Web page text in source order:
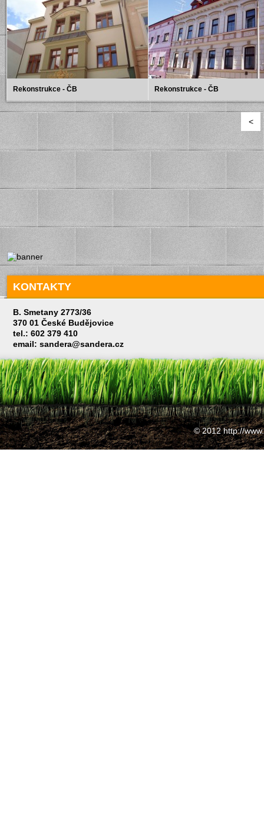
Rekonstrukce - ČB Rekonstrukce - ČB
<
KONTAKTY
B. Smetany 2773/36
370 01 České Budějovice
tel.: 602 379 410
email: sandera@sandera.cz
© 2012 http://